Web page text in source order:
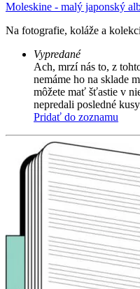
Moleskine - malý japonský
Na fotografie, koláže a
Vypredané
Ach, mrzí nás to, z
nemáme ho na sklade
môžete mať šťastie v
nepredali posledné
Pridať do zoznamu